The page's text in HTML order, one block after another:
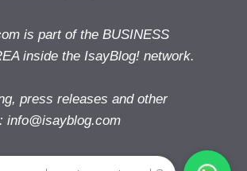
is part of the BUSINESS
inside the IsayBlog! network.
press releases and other
info@isayblog.com